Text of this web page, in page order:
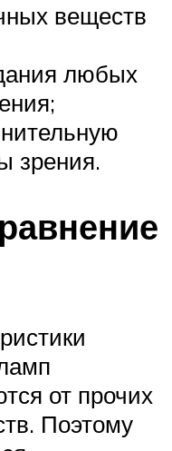
веществ
любых
зрения.
от прочих
Поэтому